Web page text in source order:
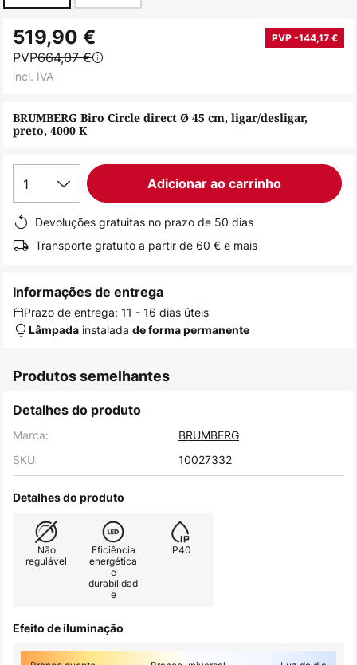
para
início
Galeria
de
imagens
BRUMBERG Biro Circle direct Ø 45 cm, ligar/desligar,
preto, 4000 K
519,90 € PVP -144,17 €
PVP664,07 €
incl. IVA
1 Adicionar ao carrinho
Devoluções gratuitas no prazo de 50 dias
Transporte gratuito a partir de 60 € e mais
Informações de entrega
Prazo de entrega: 11 - 16 dias úteis
Lâmpada instalada de forma permanente
Produtos semelhantes
Detalhes do produto
Marca:
BRUMBERG
SKU:
10027332
Detalhes do produto
Não
regulável
Eficiência
energética
e
durabilidad
e
IP40
Efeito de iluminação